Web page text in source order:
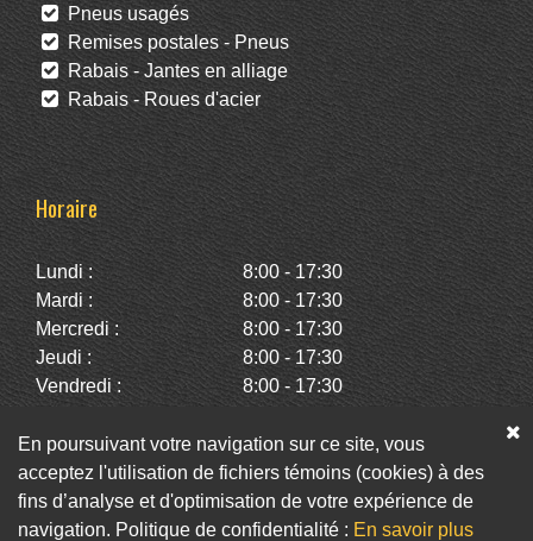
Pneus usagés
Remises postales - Pneus
Rabais - Jantes en alliage
Rabais - Roues d'acier
Horaire
Lundi :
8:00 - 17:30
Mardi :
8:00 - 17:30
Mercredi :
8:00 - 17:30
Jeudi :
8:00 - 17:30
Vendredi :
8:00 - 17:30
Dimanche :
Fermé
Facebook Twitter Infolettre
En poursuivant votre navigation sur ce site, vous
acceptez l'utilisation de fichiers témoins (cookies) à des
fins d’analyse et d'optimisation de votre expérience de
navigation. Politique de confidentialité : En savoir plus